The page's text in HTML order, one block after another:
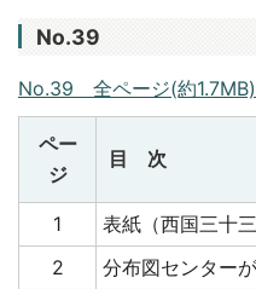
No.39
No.39 全ページ(約1.7MB)
ペー
ジ
目 次
1
表紙（西国三十
2
分布図センター